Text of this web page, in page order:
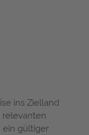
ins Zielland
relevanten
ein gültiger